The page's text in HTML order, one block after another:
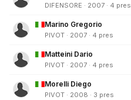
DIFENSORE · 2007 · 4 pres
Marino Gregorio
PIVOT · 2007 · 4 pres
Matteini Dario
PIVOT · 2007 · 4 pres
Morelli Diego
PIVOT · 2008 · 3 pres